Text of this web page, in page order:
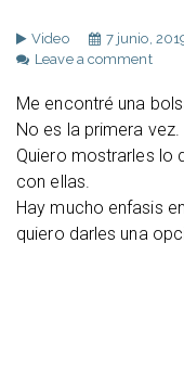
Video 7 junio,
Leave a comment
Me encontré una
No es la primera vez.
Quiero mostrarles lo
con ellas.
Hay mucho enfasis
quiero darles una